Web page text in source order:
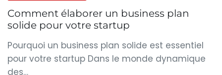
Comment élaborer un business plan
solide pour votre startup
Pourquoi un business plan solide est essentiel
pour votre startup Dans le monde dynamique
des…